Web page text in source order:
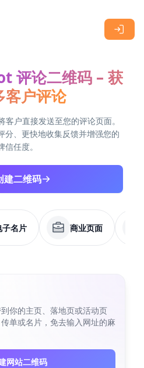
评论二维码 – 获
客户评论
户直接发送至您的评论页面。
分、更快地收集反馈并增强您的
信任度。
建二维码
子名片 商业页面
你的主页、落地页或活动页
单或名片，免去输入网址的麻
网站二维码